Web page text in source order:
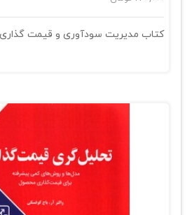
کتاب مدیریت سودآوری و قیمت گذاری